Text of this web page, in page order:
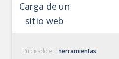
Carga de un
sitio web
Publicado en:herramientas